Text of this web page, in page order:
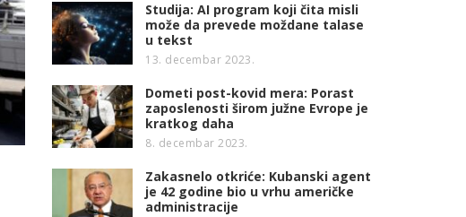
Studija: AI program koji čita misli
može da prevede moždane talase
u tekst
13. decembar 2023.
Dometi post-kovid mera: Porast
zaposlenosti širom južne Evrope je
kratkog daha
8. decembar 2023.
Zakasnelo otkriće: Kubanski agent
je 42 godine bio u vrhu američke
administracije